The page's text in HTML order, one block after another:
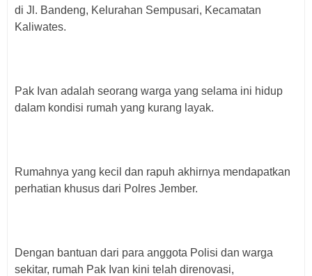
di Jl. Bandeng, Kelurahan Sempusari, Kecamatan
Kaliwates.
Pak Ivan adalah seorang warga yang selama ini hidup
dalam kondisi rumah yang kurang layak.
Rumahnya yang kecil dan rapuh akhirnya mendapatkan
perhatian khusus dari Polres Jember.
Dengan bantuan dari para anggota Polisi dan warga
sekitar, rumah Pak Ivan kini telah direnovasi,